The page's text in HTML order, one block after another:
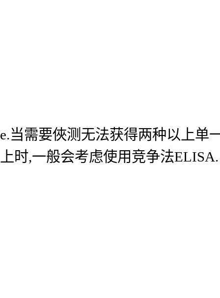
e.当需要俠测无法获得两种以上单
上时,一般会考虑使用竞争法ELISA.